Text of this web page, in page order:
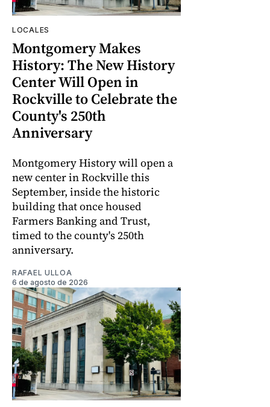
LOCALES
Montgomery Makes
History: The New History
Center Will Open in
Rockville to Celebrate the
County's 250th
Anniversary
Montgomery History will open a
new center in Rockville this
September, inside the historic
building that once housed
Farmers Banking and Trust,
timed to the county's 250th
anniversary.
RAFAEL ULLOA
6 de agosto de 2026